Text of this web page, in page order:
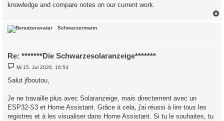
knowledge and compare notes on our current work.
Schwarzermann
Re: *******Die Schwarzesolaranzeige*******
B
i
t
g
Mi 15. Jul 2026, 16:54
Salut jfboutou,
Je ne travaille plus avec Solaranzeige, mais directement avec un
ESP32-S3 et Home Assistant. Grâce à cela, j'ai réussi à lire tous les
registres et à les visualiser dans Home Assistant. Si tu le souhaites, tu